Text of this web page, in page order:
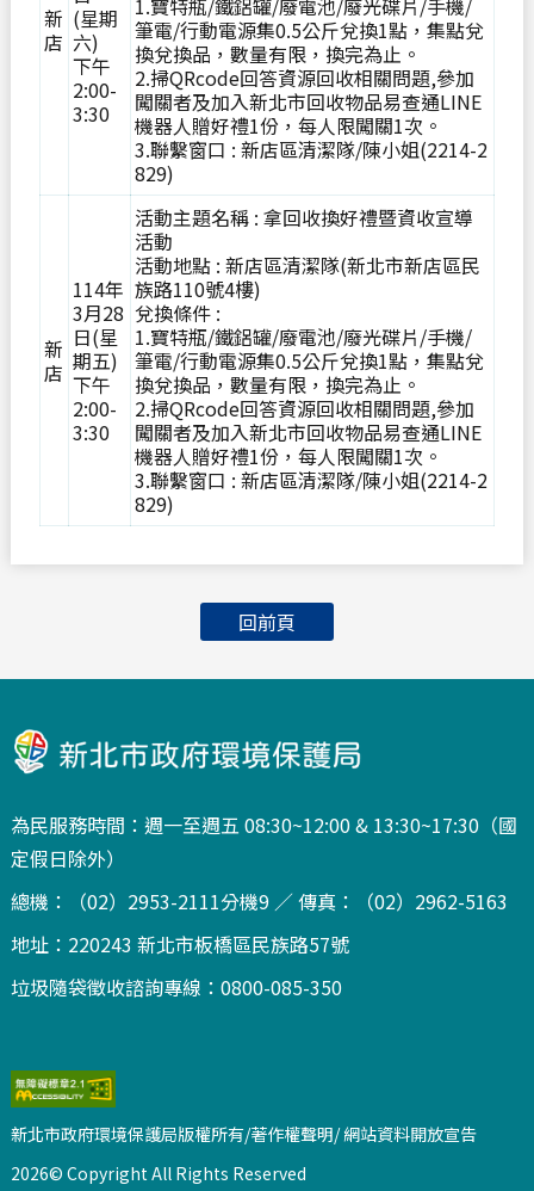
新
店
(星期
六)
下午
2:00-
3:30
1.寶特瓶/鐵鋁罐/廢電池/廢光碟片/手機/
筆電/行動電源集0.5公斤兌換1點，集點兌
換兌換品，數量有限，換完為止。
2.掃QRcode回答資源回收相關問題,參加
闖關者及加入新北市回收物品易查通LINE
機器人贈好禮1份，每人限闖關1次。
3.聯繫窗口 : 新店區清潔隊/陳小姐(2214-2
829)
新
店
114年
3月28
日(星
期五)
下午
2:00-
3:30
活動主題名稱 : 拿回收換好禮暨資收宣導
活動
活動地點 : 新店區清潔隊(新北市新店區民
族路110號4樓)
兌換條件 :
1.寶特瓶/鐵鋁罐/廢電池/廢光碟片/手機/
筆電/行動電源集0.5公斤兌換1點，集點兌
換兌換品，數量有限，換完為止。
2.掃QRcode回答資源回收相關問題,參加
闖關者及加入新北市回收物品易查通LINE
機器人贈好禮1份，每人限闖關1次。
3.聯繫窗口 : 新店區清潔隊/陳小姐(2214-2
829)
回前頁
為民服務時間：週一至週五 08:30~12:00 & 13:30~17:30（國
定假日除外）
總機：（02）2953-2111分機9 ／ 傳真：（02）2962-5163
地址：220243 新北市板橋區民族路57號
垃圾隨袋徵收諮詢專線：0800-085-350
新北市政府環境保護局版權所有/著作權聲明/網站資料開放宣告
2026© Copyright All Rights Reserved